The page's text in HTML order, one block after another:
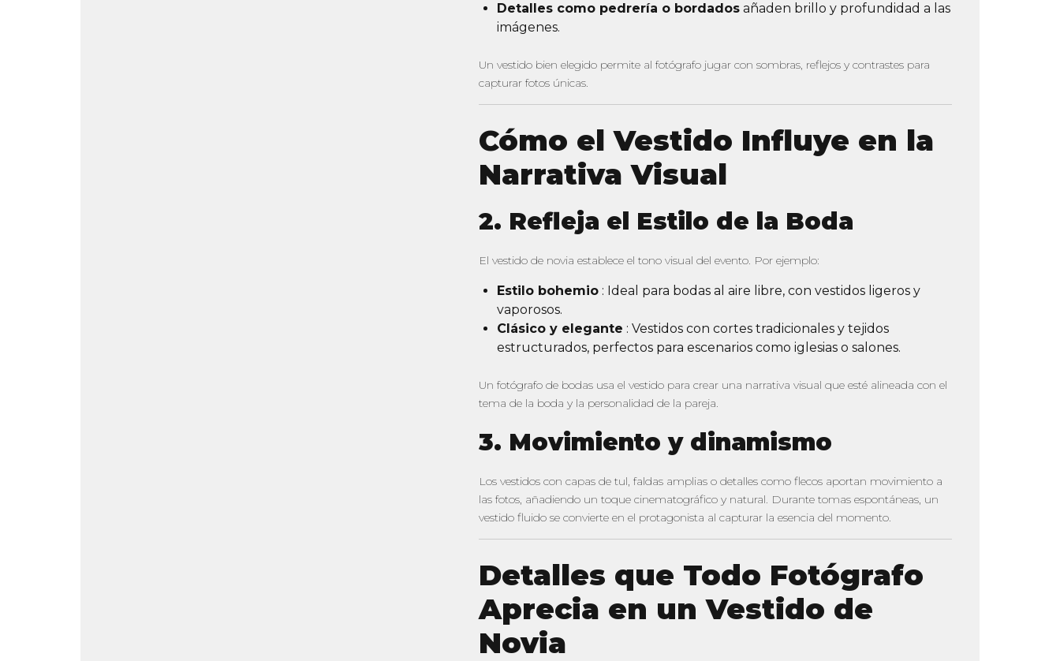
Detalles como pedrería o bordados añaden brillo y profundidad a las
imágenes.
Un vestido bien elegido permite al fotógrafo jugar con sombras, reflejos y contrastes para
capturar fotos únicas.
Cómo el Vestido Influye en la
Narrativa Visual
2. Refleja el Estilo de la Boda
El vestido de novia establece el tono visual del evento. Por ejemplo:
Estilo bohemio : Ideal para bodas al aire libre, con vestidos ligeros y
vaporosos.
Clásico y elegante : Vestidos con cortes tradicionales y tejidos
estructurados, perfectos para escenarios como iglesias o salones.
Un fotógrafo de bodas usa el vestido para crear una narrativa visual que esté alineada con el
tema de la boda y la personalidad de la pareja.
3. Movimiento y dinamismo
Los vestidos con capas de tul, faldas amplias o detalles como flecos aportan movimiento a
las fotos, añadiendo un toque cinematográfico y natural. Durante tomas espontáneas, un
vestido fluido se convierte en el protagonista al capturar la esencia del momento.
Detalles que Todo Fotógrafo
Aprecia en un Vestido de
Novia